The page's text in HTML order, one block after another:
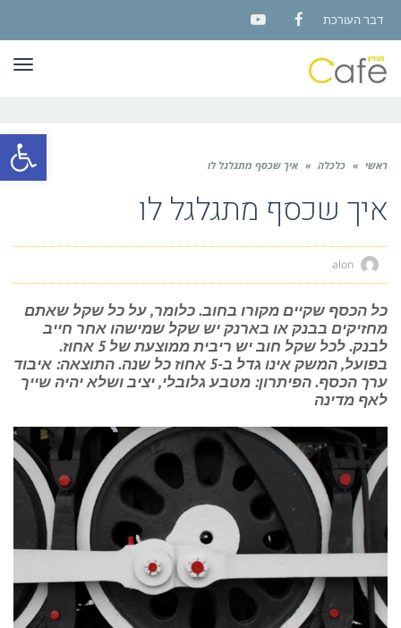
פתח
דבר העורכת
Facebook
YouTube
ראשי » כלכלה » איך שכסף מתגלגל לו
איך שכסף מתגלגל לו
כל הכסף שקיים מקורו בחוב. כלומר, על כל שקל שאתם
מחזיקים בבנק או בארנק יש שקל שמישהו אחר חייב
לבנק. לכל שקל חוב יש ריבית ממוצעת של 5 אחוז.
בפועל, המשק אינו גדל ב-5 אחוז כל שנה. התוצאה: איבוד
ערך הכסף. הפיתרון: מטבע גלובלי, יציב ושלא יהיה שייך
לאף מדינה